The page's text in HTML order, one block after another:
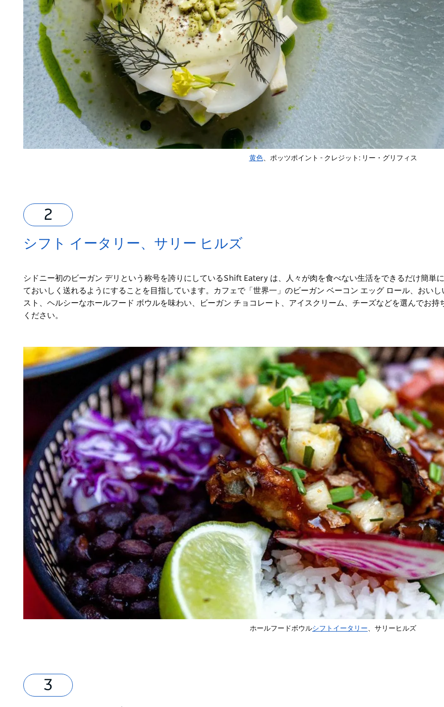
黄色、ポッツポイント - クレジット: リー・グリフィス
シフト イータリー、サリー ヒルズ
シドニー初のビーガン デリという称号を誇りにしているShift Eatery は
人々が肉を食べない生活をできるだけ簡単
ておいしく送れるようにすることを目指しています。カフェで「世界一」のビーガン ベーコン エッグ ロール、おいし
スト、ヘルシーなホールフード ボウルを味わい、ビーガン チョコレート、アイスクリーム、チーズなどを選んでお持
ください。
ホールフードボウルシフトイータリー、サリーヒルズ